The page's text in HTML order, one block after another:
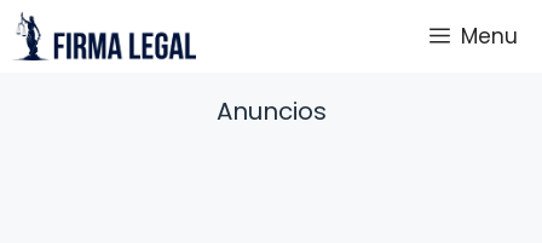
Saltar
al
Menu
Anuncios